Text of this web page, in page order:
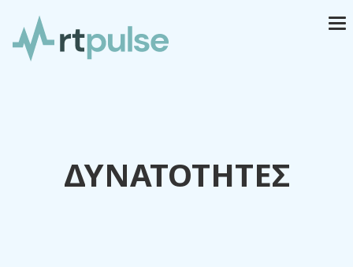
ΔΥΝΑΤΟΤΗΤΕΣ